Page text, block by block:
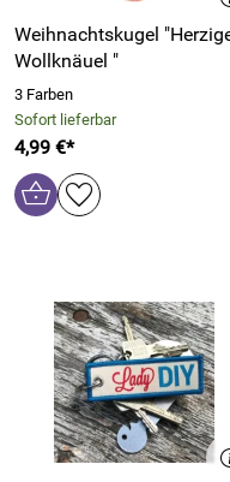
Weihnachtskugel "Herziges
Wollknäuel "
3 Farben
Sofort lieferbar
4,99 €*